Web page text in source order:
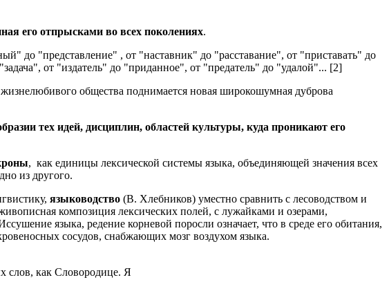
его отпрысками во всех поколениях.
до "представление" , от "наставник" до "расставание", от "приставать" до
от "издатель" до "приданное", от "предатель" до "удалой"... [2]
общества поднимается новая широкошумная дуброва
тех идей, дисциплин, областей культуры, куда проникают его
, как единицы лексической системы языка, объединяющей значения всех
из другого.
языководство (В. Хлебников) уместно сравнить с лесоводством и
композиция лексических полей, с лужайками и озерами,
языка, редение корневой поросли означает, что в среде его обитания,
сосудов, снабжающих мозг воздухом языка.
слов, как Словородице. Я